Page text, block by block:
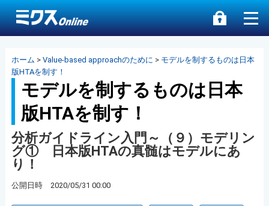
ホーム > Value-based approachのために > モデルを制するものは日本
版HTAを制す！
モデルを制するものは日本
版HTAを制す！
分析ガイドライン入門～（９）モデリン
グ① 日本版HTAの真髄はモデルにあ
り！
公開日時 2020/05/31 00:00